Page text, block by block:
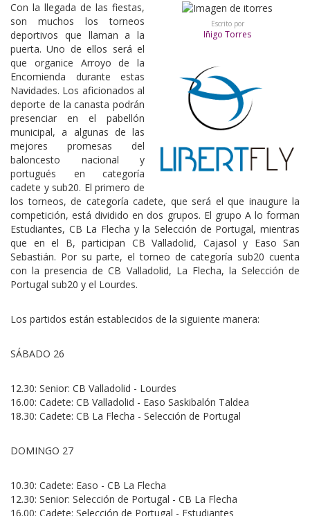
Escrito por
Iñigo Torres
Con la llegada de las fiestas,
son muchos los torneos
deportivos que llaman a la
puerta. Uno de ellos será el
que organice Arroyo de la
Encomienda durante estas
Navidades. Los aficionados al
deporte de la canasta podrán
presenciar en el pabellón
municipal, a algunas de las
mejores promesas del
baloncesto nacional y
portugués en categoría
cadete y sub20. El primero de
los torneos, de categoría cadete, que será el que inaugure la
competición, está dividido en dos grupos. El grupo A lo forman
Estudiantes, CB La Flecha y la Selección de Portugal, mientras
que en el B, participan CB Valladolid, Cajasol y Easo San
Sebastián. Por su parte, el torneo de categoría sub20 cuenta
con la presencia de CB Valladolid, La Flecha, la Selección de
Portugal sub20 y el Lourdes.
Los partidos están establecidos de la siguiente manera:
SÁBADO 26
12.30: Senior: CB Valladolid - Lourdes
16.00: Cadete: CB Valladolid - Easo Saskibalón Taldea
18.30: Cadete: CB La Flecha - Selección de Portugal
DOMINGO 27
10.30: Cadete: Easo - CB La Flecha
12.30: Senior: Selección de Portugal - CB La Flecha
16.00: Cadete: Selección de Portugal - Estudiantes